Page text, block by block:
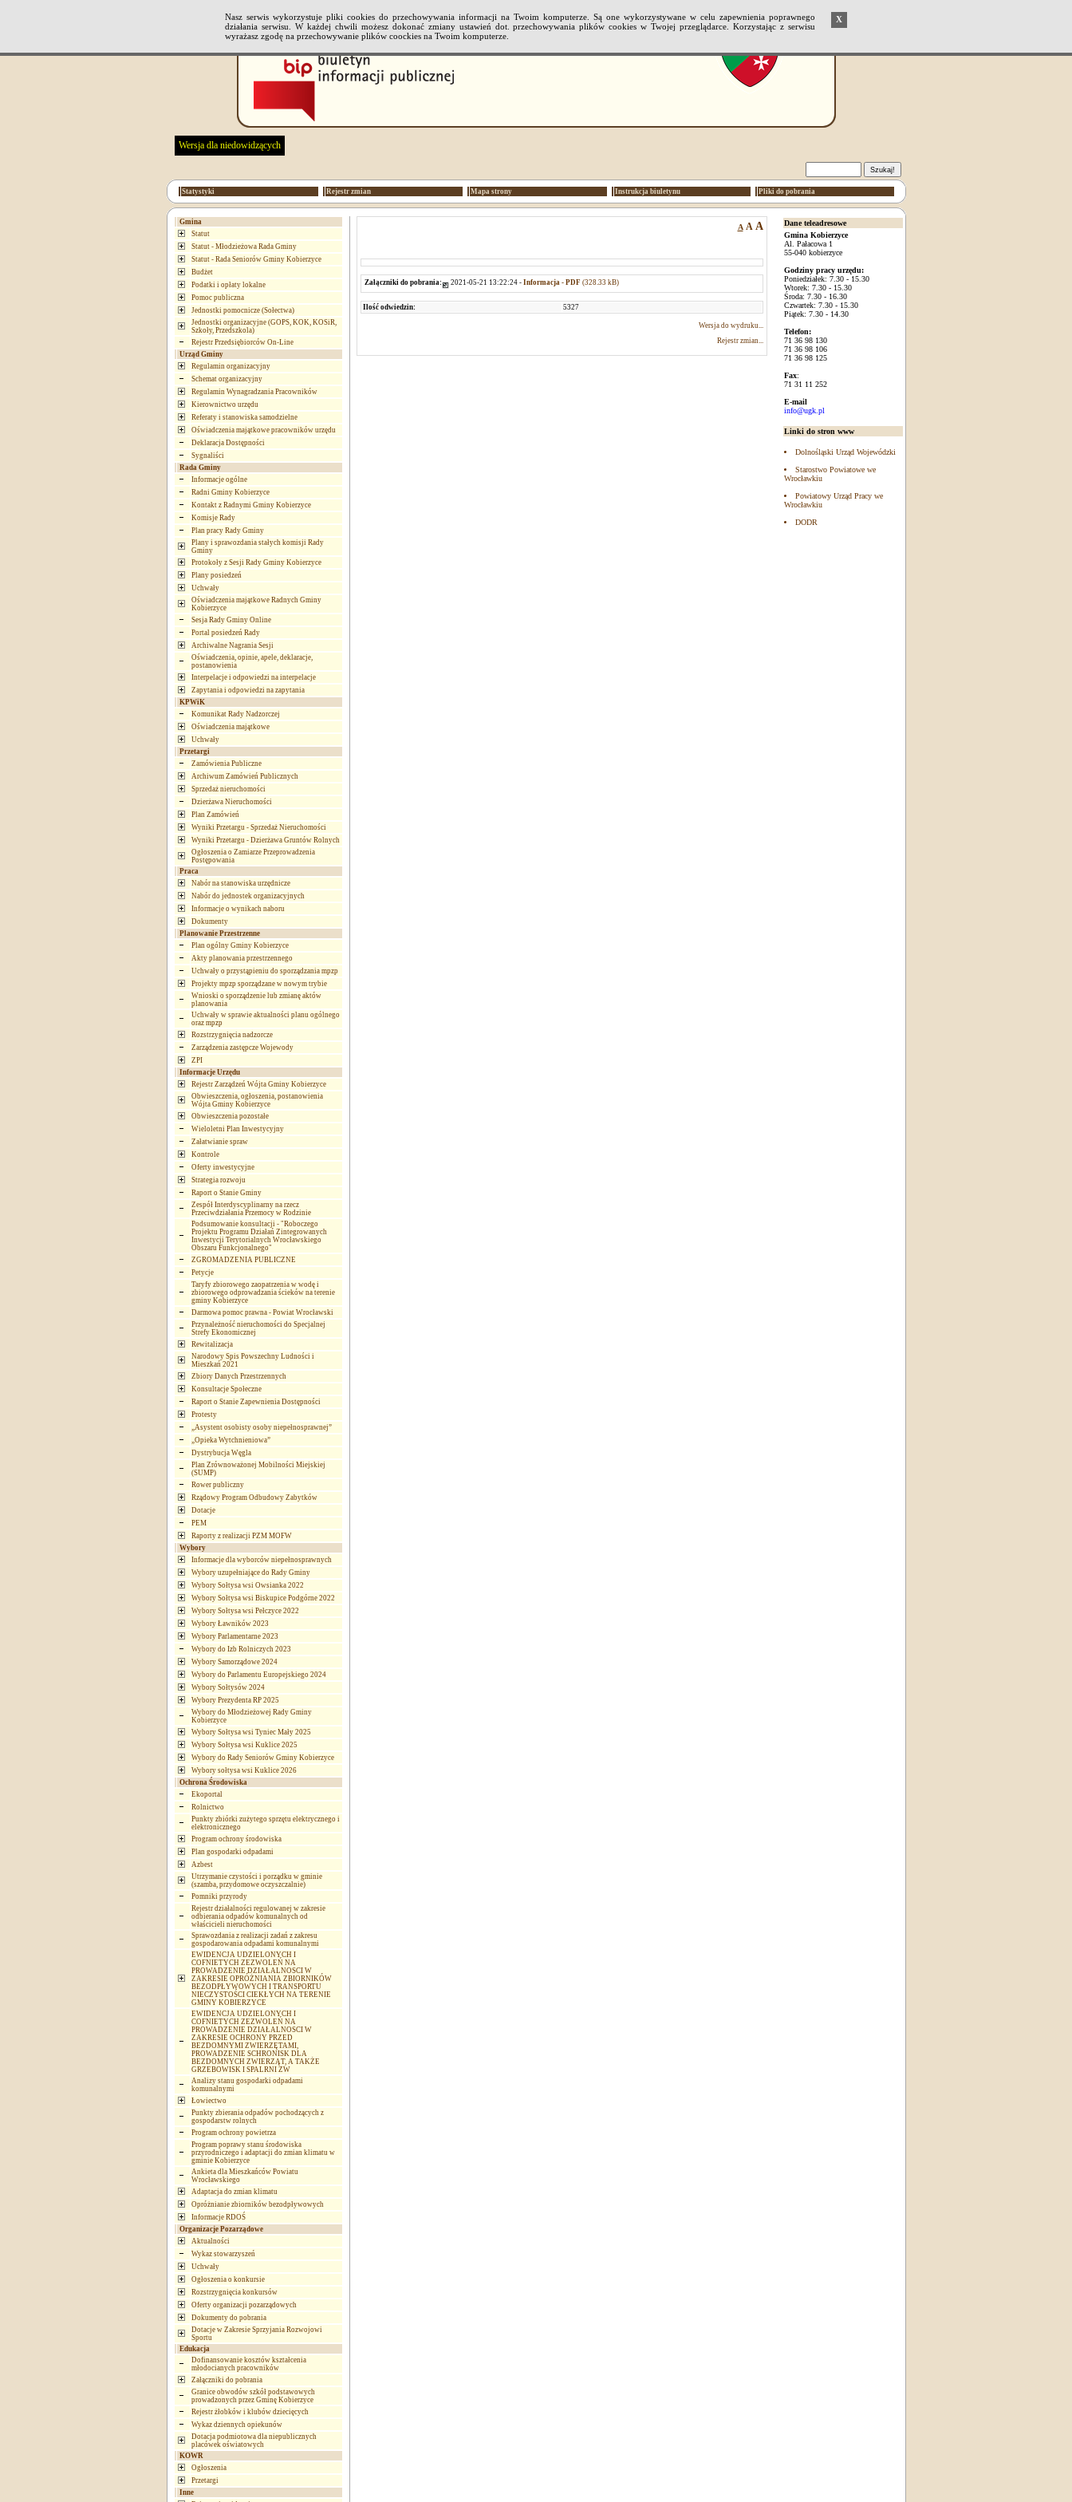
Nasz serwis wykorzystuje pliki cookies do przechowywania informacji na Twoim komputerze. Są one wykorzystywane w celu zapewnienia poprawnego
działania serwisu. W każdej chwili możesz dokonać zmiany ustawień dot. przechowywania plików cookies w Twojej przeglądarce. Korzystając z serwisu
wyrażasz zgodę na przechowywanie plików coockies na Twoim komputerze.
X
Wersja dla niedowidzących
Statystyki Rejestr zmian Mapa strony Instrukcja biuletynu Pliki do pobrania
Gmina
Statut
Statut - Młodzieżowa Rada Gminy
Statut - Rada Seniorów Gminy Kobierzyce
Budżet
Podatki i opłaty lokalne
Pomoc publiczna
Jednostki pomocnicze (Sołectwa)
Jednostki organizacyjne (GOPS, KOK, KOSiR,
Szkoły, Przedszkola)
Rejestr Przedsiębiorców On-Line
Urząd Gminy
Regulamin organizacyjny
Schemat organizacyjny
Regulamin Wynagradzania Pracowników
Kierownictwo urzędu
Referaty i stanowiska samodzielne
Oświadczenia majątkowe pracowników urzędu
Deklaracja Dostępności
Sygnaliści
Rada Gminy
Informacje ogólne
Radni Gminy Kobierzyce
Kontakt z Radnymi Gminy Kobierzyce
Komisje Rady
Plan pracy Rady Gminy
Plany i sprawozdania stałych komisji Rady
Gminy
Protokoły z Sesji Rady Gminy Kobierzyce
Plany posiedzeń
Uchwały
Oświadczenia majątkowe Radnych Gminy
Kobierzyce
Sesja Rady Gminy Online
Portal posiedzeń Rady
Archiwalne Nagrania Sesji
Oświadczenia, opinie, apele, deklaracje,
postanowienia
Interpelacje i odpowiedzi na interpelacje
Zapytania i odpowiedzi na zapytania
KPWiK
Komunikat Rady Nadzorczej
Oświadczenia majątkowe
Uchwały
Przetargi
Zamówienia Publiczne
Archiwum Zamówień Publicznych
Sprzedaż nieruchomości
Dzierżawa Nieruchomości
Plan Zamówień
Wyniki Przetargu - Sprzedaż Nieruchomości
Wyniki Przetargu - Dzierżawa Gruntów Rolnych
Ogłoszenia o Zamiarze Przeprowadzenia
Postępowania
Praca
Nabór na stanowiska urzędnicze
Nabór do jednostek organizacyjnych
Informacje o wynikach naboru
Dokumenty
Planowanie Przestrzenne
Plan ogólny Gminy Kobierzyce
Akty planowania przestrzennego
Uchwały o przystąpieniu do sporządzania mpzp
Projekty mpzp sporządzane w nowym trybie
Wnioski o sporządzenie lub zmianę aktów
planowania
Uchwały w sprawie aktualności planu ogólnego
oraz mpzp
Rozstrzygnięcia nadzorcze
Zarządzenia zastępcze Wojewody
ZPI
Informacje Urzędu
Rejestr Zarządzeń Wójta Gminy Kobierzyce
Obwieszczenia, ogłoszenia, postanowienia
Wójta Gminy Kobierzyce
Obwieszczenia pozostałe
Wieloletni Plan Inwestycyjny
Załatwianie spraw
Kontrole
Oferty inwestycyjne
Strategia rozwoju
Raport o Stanie Gminy
Zespół Interdyscyplinarny na rzecz
Przeciwdziałania Przemocy w Rodzinie
Podsumowanie konsultacji - "Roboczego
Projektu Programu Działań Zintegrowanych
Inwestycji Terytorialnych Wrocławskiego
Obszaru Funkcjonalnego"
ZGROMADZENIA PUBLICZNE
Petycje
Taryfy zbiorowego zaopatrzenia w wodę i
zbiorowego odprowadzania ścieków na terenie
gminy Kobierzyce
Darmowa pomoc prawna - Powiat Wrocławski
Przynależność nieruchomości do Specjalnej
Strefy Ekonomicznej
Rewitalizacja
Narodowy Spis Powszechny Ludności i
Mieszkań 2021
Zbiory Danych Przestrzennych
Konsultacje Społeczne
Raport o Stanie Zapewnienia Dostępności
Protesty
„Asystent osobisty osoby niepełnosprawnej”
„Opieka Wytchnieniowa”
Dystrybucja Węgla
Plan Zrównoważonej Mobilności Miejskiej
(SUMP)
Rower publiczny
Rządowy Program Odbudowy Zabytków
Dotacje
PEM
Raporty z realizacji PZM MOFW
Wybory
Informacje dla wyborców niepełnosprawnych
Wybory uzupełniające do Rady Gminy
Wybory Sołtysa wsi Owsianka 2022
Wybory Sołtysa wsi Biskupice Podgórne 2022
Wybory Sołtysa wsi Pełczyce 2022
Wybory Ławników 2023
Wybory Parlamentarne 2023
Wybory do Izb Rolniczych 2023
Wybory Samorządowe 2024
Wybory do Parlamentu Europejskiego 2024
Wybory Sołtysów 2024
Wybory Prezydenta RP 2025
Wybory do Młodzieżowej Rady Gminy
Kobierzyce
Wybory Sołtysa wsi Tyniec Mały 2025
Wybory Sołtysa wsi Kuklice 2025
Wybory do Rady Seniorów Gminy Kobierzyce
Wybory sołtysa wsi Kuklice 2026
Ochrona Środowiska
Ekoportal
Rolnictwo
Punkty zbiórki zużytego sprzętu elektrycznego i
elektronicznego
Program ochrony środowiska
Plan gospodarki odpadami
Azbest
Utrzymanie czystości i porządku w gminie
(szamba, przydomowe oczyszczalnie)
Pomniki przyrody
Rejestr działalności regulowanej w zakresie
odbierania odpadów komunalnych od
właścicieli nieruchomości
Sprawozdania z realizacji zadań z zakresu
gospodarowania odpadami komunalnymi
EWIDENCJA UDZIELONYCH I
COFNIETYCH ZEZWOLEŃ NA
PROWADZENIE DZIAŁALNOSCI W
ZAKRESIE OPRÓŻNIANIA ZBIORNIKÓW
BEZODPŁYWOWYCH I TRANSPORTU
NIECZYSTOŚCI CIEKŁYCH NA TERENIE
GMINY KOBIERZYCE
EWIDENCJA UDZIELONYCH I
COFNIETYCH ZEZWOLEŃ NA
PROWADZENIE DZIAŁALNOSCI W
ZAKRESIE OCHRONY PRZED
BEZDOMNYMI ZWIERZĘTAMI,
PROWADZENIE SCHRONISK DLA
BEZDOMNYCH ZWIERZĄT, A TAKŻE
GRZEBOWISK I SPALRNI ZW
Analizy stanu gospodarki odpadami
komunalnymi
Łowiectwo
Punkty zbierania odpadów pochodzących z
gospodarstw rolnych
Program ochrony powietrza
Program poprawy stanu środowiska
przyrodniczego i adaptacji do zmian klimatu w
gminie Kobierzyce
Ankieta dla Mieszkańców Powiatu
Wrocławskiego
Adaptacja do zmian klimatu
Opróżnianie zbiorników bezodpływowych
Informacje RDOŚ
Organizacje Pozarządowe
Aktualności
Wykaz stowarzyszeń
Uchwały
Ogłoszenia o konkursie
Rozstrzygnięcia konkursów
Oferty organizacji pozarządowych
Dokumenty do pobrania
Dotacje w Zakresie Sprzyjania Rozwojowi
Sportu
Edukacja
Dofinansowanie kosztów kształcenia
młodocianych pracowników
Załączniki do pobrania
Granice obwodów szkół podstawowych
prowadzonych przez Gminę Kobierzyce
Rejestr żłobków i klubów dziecięcych
Wykaz dziennych opiekunów
Dotacja podmiotowa dla niepublicznych
placówek oświatowych
KOWR
Ogłoszenia
Przetargi
Inne
A A A
Załączniki do pobrania: 2021-05-21 13:22:24 - Informacja - PDF (328.33 kB)
Ilość odwiedzin: 5327
Wersja do wydruku...
Rejestr zmian...
Dane teleadresowe
Gmina Kobierzyce
Al. Pałacowa 1
55-040 kobierzyce
Godziny pracy urzędu:
Poniedziałek: 7.30 - 15.30
Wtorek: 7.30 - 15.30
Środa: 7.30 - 16.30
Czwartek: 7.30 - 15.30
Piątek: 7.30 - 14.30
Telefon:
71 36 98 130
71 36 98 106
71 36 98 125
Fax:
71 31 11 252
E-mail
info@ugk.pl
Linki do stron www
Dolnośląski Urząd Wojewódzki
Starostwo Powiatowe we
Wrocławkiu
Powiatowy Urząd Pracy we
Wrocławkiu
DODR